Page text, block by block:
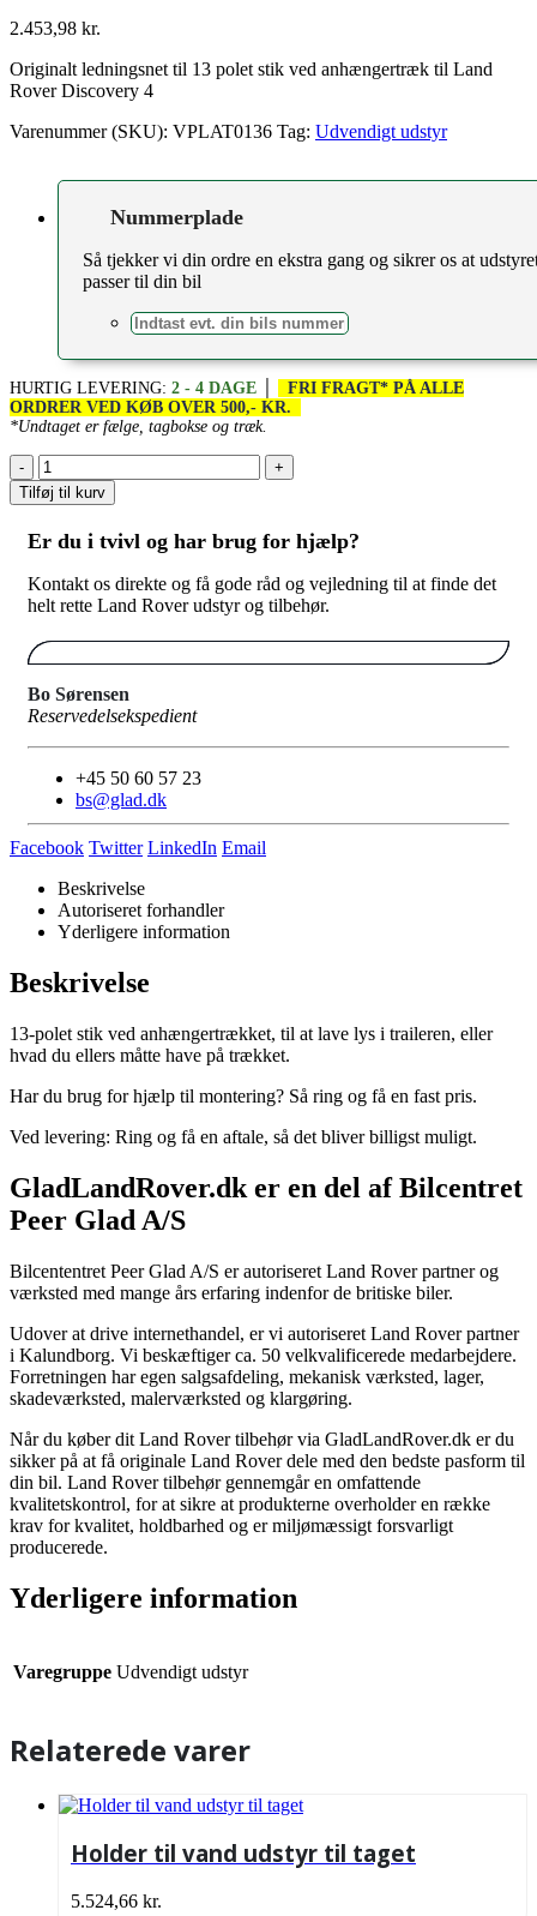
2.453,98 kr.
Originalt ledningsnet til 13 polet stik ved anhængertræk til Land
Rover Discovery 4
Varenummer (SKU): VPLAT0136 Tag: Udvendigt udstyr
Nummerplade
Så tjekker vi din ordre en ekstra gang og sikrer os at
passer til din bil
HURTIG LEVERING: 2 - 4 DAGE
FRI FRAGT* PÅ ALLE
ORDRER VED KØB OVER 500,- KR.
*Undtaget er fælge, tagbokse og træk.
-
+
Tilføj til kurv
Er du i tvivl og har brug for hjælp?
Kontakt os direkte og få gode råd og vejledning til at finde det
helt rette Land Rover udstyr og tilbehør.
Bo Sørensen
Reservedelsekspedient
+45 50 60 57 23
bs@glad.dk
Facebook Twitter LinkedIn Email
Beskrivelse
Autoriseret forhandler
Yderligere information
Beskrivelse
13-polet stik ved anhængertrækket, til at lave lys i traileren, eller
hvad du ellers måtte have på trækket.
Har du brug for hjælp til montering? Så ring og få en fast pris.
Ved levering: Ring og få en aftale, så det bliver billigst muligt.
GladLandRover.dk er en del af Bilcentret
Peer Glad A/S
Bilcententret Peer Glad A/S er autoriseret Land Rover partner og
værksted med mange års erfaring indenfor de britiske biler.
Udover at drive internethandel, er vi autoriseret Land Rover partner
i Kalundborg. Vi beskæftiger ca. 50 velkvalificerede medarbejdere.
Forretningen har egen salgsafdeling, mekanisk værksted, lager,
skadeværksted, malerværksted og klargøring.
Når du køber dit Land Rover tilbehør via GladLandRover.dk er du
sikker på at få originale Land Rover dele med den bedste pasform til
din bil. Land Rover tilbehør gennemgår en omfattende
kvalitetskontrol, for at sikre at produkterne overholder en række
krav for kvalitet, holdbarhed og er miljømæssigt forsvarligt
producerede.
Yderligere information
Varegruppe Udvendigt udstyr
Relaterede varer
Holder til vand udstyr til taget
5.524,66 kr.